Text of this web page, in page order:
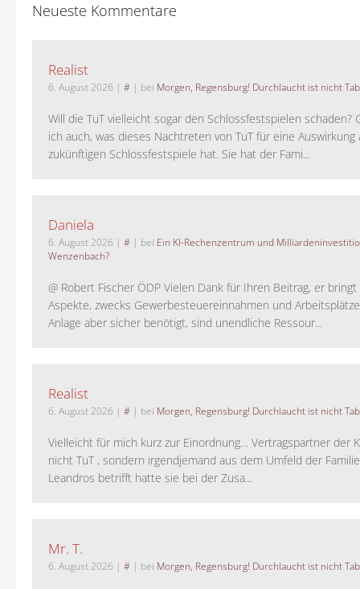
Neueste Kommentare
Realist
6. August 2026 | # | bei Morgen, Regensburg! Durchlaucht ist nicht
Will die TuT vielleicht sogar den Schlossfestspielen schaden?
ich auch, was dieses Nachtreten von TuT für eine Auswirkung
zukünftigen Schlossfestspiele hat. Sie hat der Fami...
Daniela
6. August 2026 | # | bei Ein KI-Rechenzentrum und
Wenzenbach?
@ Robert Fischer ÖDP Vielen Dank für Ihren Beitrag, er
Aspekte, zwecks Gewerbesteuereinnahmen und
Anlage aber sicher benötigt, sind unendliche Ressour...
Realist
6. August 2026 | # | bei Morgen, Regensburg! Durchlaucht ist nicht
Vielleicht für mich kurz zur Einordnung… Vertragspartner der
nicht TuT , sondern irgendjemand aus dem Umfeld der
Leandros betrifft hatte sie bei der Zusa...
Mr. T.
6. August 2026 | # | bei Morgen, Regensburg! Durchlaucht ist nicht